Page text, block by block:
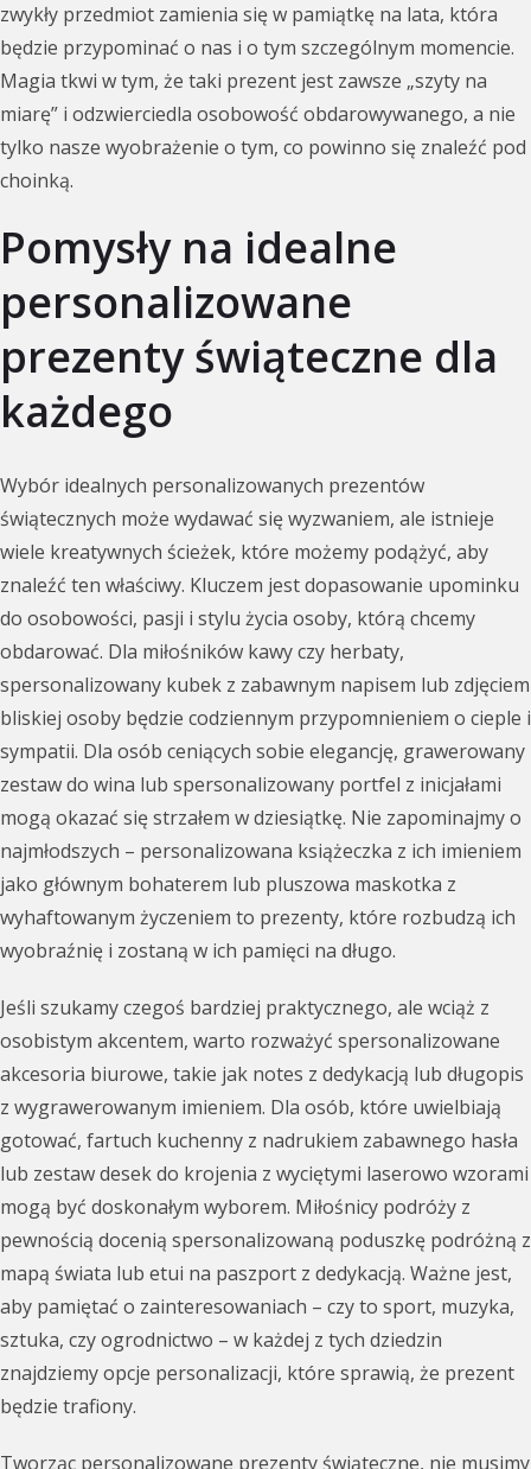
zwykły przedmiot zamienia się w pamiątkę na lata, która
będzie przypominać o nas i o tym szczególnym momencie.
Magia tkwi w tym, że taki prezent jest zawsze „szyty na
miarę” i odzwierciedla osobowość obdarowywanego, a nie
tylko nasze wyobrażenie o tym, co powinno się znaleźć pod
choinką.
Pomysły na idealne
personalizowane
prezenty świąteczne dla
każdego
Wybór idealnych personalizowanych prezentów
świątecznych może wydawać się wyzwaniem, ale istnieje
wiele kreatywnych ścieżek, które możemy podążyć, aby
znaleźć ten właściwy. Kluczem jest dopasowanie upominku
do osobowości, pasji i stylu życia osoby, którą chcemy
obdarować. Dla miłośników kawy czy herbaty,
spersonalizowany kubek z zabawnym napisem lub zdjęciem
bliskiej osoby będzie codziennym przypomnieniem o cieple i
sympatii. Dla osób ceniących sobie elegancję, grawerowany
zestaw do wina lub spersonalizowany portfel z inicjałami
mogą okazać się strzałem w dziesiątkę. Nie zapominajmy o
najmłodszych – personalizowana książeczka z ich imieniem
jako głównym bohaterem lub pluszowa maskotka z
wyhaftowanym życzeniem to prezenty, które rozbudzą ich
wyobraźnię i zostaną w ich pamięci na długo.
Jeśli szukamy czegoś bardziej praktycznego, ale wciąż z
osobistym akcentem, warto rozważyć spersonalizowane
akcesoria biurowe, takie jak notes z dedykacją lub długopis
z wygrawerowanym imieniem. Dla osób, które uwielbiają
gotować, fartuch kuchenny z nadrukiem zabawnego hasła
lub zestaw desek do krojenia z wyciętymi laserowo wzorami
mogą być doskonałym wyborem. Miłośnicy podróży z
pewnością docenią spersonalizowaną poduszkę podróżną z
mapą świata lub etui na paszport z dedykacją. Ważne jest,
aby pamiętać o zainteresowaniach – czy to sport, muzyka,
sztuka, czy ogrodnictwo – w każdej z tych dziedzin
znajdziemy opcje personalizacji, które sprawią, że prezent
będzie trafiony.
Tworząc personalizowane prezenty świąteczne, nie musimy